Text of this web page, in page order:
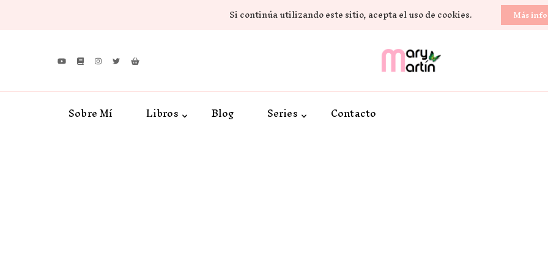
Si continúa utilizando este sitio, acepta el uso de cookies. Más
Novela Romántica y Lifestyle
Sobre Mí Libros Blog Series Contacto